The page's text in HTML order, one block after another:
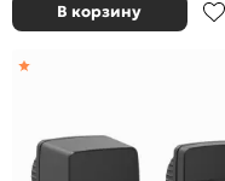
В корзину